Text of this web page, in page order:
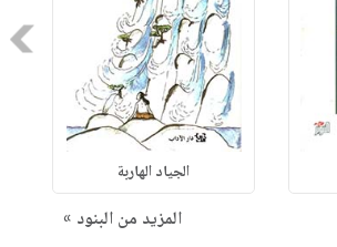
الجياد الهاربة
المزيد من البنود »